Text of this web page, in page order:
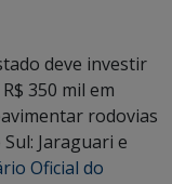
deve investir
350 mil em
rodovias
Jaraguari e
Oficial do